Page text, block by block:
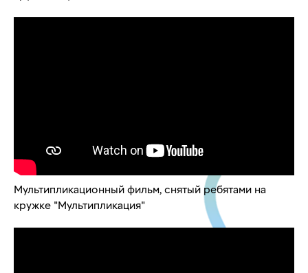
Мультипликационный фильм, снятый ребятами на
кружке "Мультипликация"